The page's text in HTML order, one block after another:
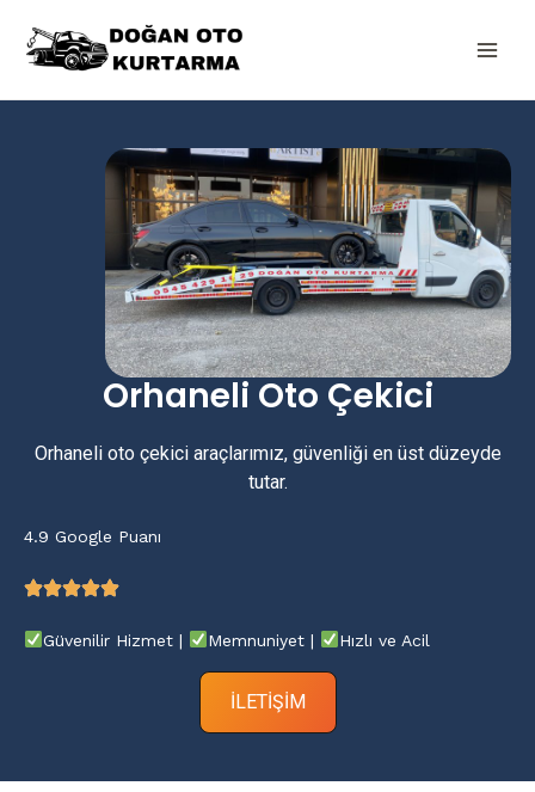
atla
Orhaneli Oto Çekici
Orhaneli oto çekici araçlarımız, güvenliği en üst düzeyde
tutar.
4.9 Google Puanı
Güvenilir Hizmet | Memnuniyet | Hızlı ve Acil
İLETIŞIM